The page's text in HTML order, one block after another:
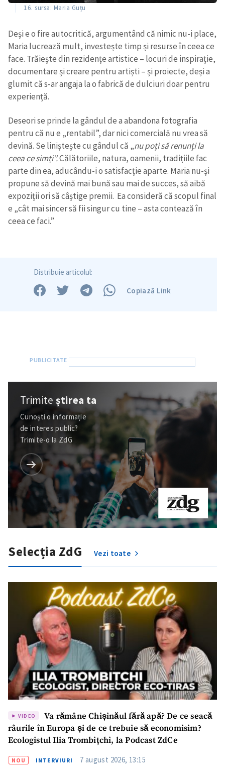
SUSȚINE
16. sursa: Maria Guțu
Deși e o fire autocritică, argumentând că nimic nu-i place,
Maria lucrează mult, investește timp și resurse în ceea ce
face. Trăiește din rezidențe artistice – locuri de inspirație,
documentare și creare pentru artiști – și proiecte, deși a
glumit că s-ar angaja la o fabrică de dulciuri doar pentru
experiență.
Deseori se prinde la gândul de a abandona fotografia
pentru că nu e „rentabil”, dar nici comercială nu vrea să
devină. Se liniștește cu gândul că „nu poți să renunți la
ceea ce simți”.Călătoriile, natura, oamenii, tradițiile fac
parte din ea, aducându-i o satisfacție aparte. Maria nu-și
propune să devină mai bună sau mai de succes, să aibă
expoziții ori să câștige premii. Ea consideră că scopul final
e „cât mai sincer să fii singur cu tine – asta contează în
ceea ce faci.”
Distribuie articolul:
Copiază Link
Trimiteștirea ta
Cunoști o informație
de interes public?
Trimite-o la ZdG
Selecția ZdG Vezi toate
VIDEO
Va rămâne Chișinăul fără apă? De ce seacă
râurile în Europa și de ce trebuie să economisim?
Ecologistul Ilia Trombițchi, la Podcast ZdCe
NOU INTERVIURI 7 august 2026, 13:15